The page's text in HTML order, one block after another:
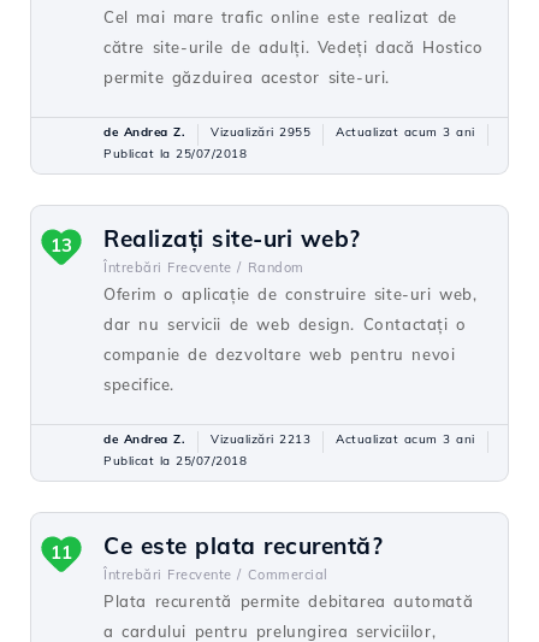
Cel mai mare trafic online este realizat de
către site-urile de adulți. Vedeți dacă Hostico
permite găzduirea acestor site-uri.
de Andrea Z. Vizualizări 2955
Actualizat acum 3 ani
Publicat la 25/07/2018
Realizați site-uri web?
Întrebări Frecvente / Random
Oferim o aplicație de construire site-uri web,
dar nu servicii de web design. Contactați o
companie de dezvoltare web pentru nevoi
specifice.
13
de Andrea Z. Vizualizări 2213
Actualizat acum 3 ani
Publicat la 25/07/2018
Ce este plata recurentă?
Întrebări Frecvente / Commercial
Plata recurentă permite debitarea automată
a cardului pentru prelungirea serviciilor,
11